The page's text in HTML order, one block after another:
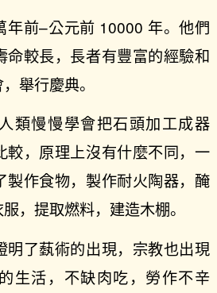
年前–公元前 10000 年。他們
命較長，長者有豐富的經驗和
舉行慶典。
類慢慢學會把石頭加工成器
較，原理上沒有什麼不同，一
製作食物，製作耐火陶器，醃
，提取燃料，建造木棚。
明了蓺術的出現，宗教也出現
生活，不缺肉吃，勞作不辛